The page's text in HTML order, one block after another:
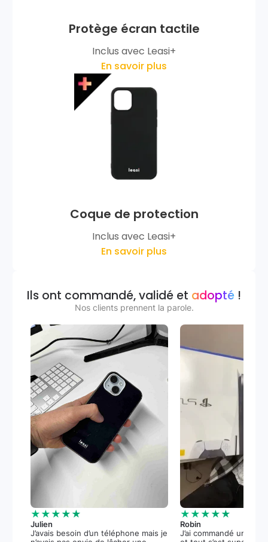
Protège écran tactile
Inclus avec Leasi+
En savoir plus
Coque de protection
Inclus avec Leasi+
En savoir plus
Ils ont commandé, validé et adopté !
Nos clients prennent la parole.
★★★★★
Julien
J’avais besoin d’un téléphone mais je
★★★★★
Robin
J’ai commandé une